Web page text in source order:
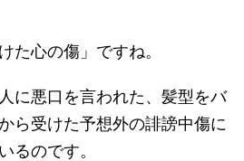
た心の傷」ですね。
に悪口を言われた、髪型をバ
ら受けた予想外の誹謗中傷に
るのです。